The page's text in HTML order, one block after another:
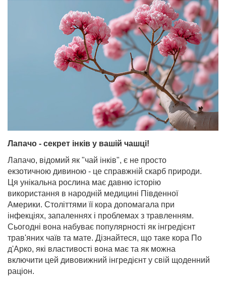
Лапачо - секрет інків у вашій чашці!
Лапачо, відомий як "чай інків", є не просто
екзотичною дивиною - це справжній скарб природи.
Ця унікальна рослина має давню історію
використання в народній медицині Південної
Америки. Століттями її кора допомагала при
інфекціях, запаленнях і проблемах з травленням.
Сьогодні вона набуває популярності як інгредієнт
трав'яних чаїв та мате. Дізнайтеся, що таке кора По
д'Арко, які властивості вона має та як можна
включити цей дивовижний інгредієнт у свій щоденний
раціон.